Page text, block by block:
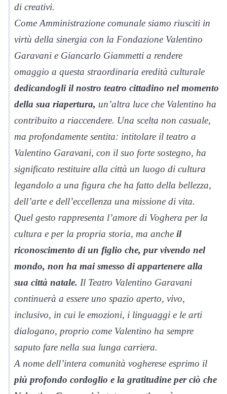
di creativi.
Come Amministrazione comunale siamo riusciti in
virtù della sinergia con la Fondazione Valentino
Garavani e Giancarlo Giammetti a rendere
omaggio a questa straordinaria eredità culturale
dedicandogli il nostro teatro cittadino nel momento
della sua riapertura, un’altra luce che Valentino ha
contribuito a riaccendere. Una scelta non casuale,
ma profondamente sentita: intitolare il teatro a
Valentino Garavani, con il suo forte sostegno, ha
significato restituire alla città un luogo di cultura
legandolo a una figura che ha fatto della bellezza,
dell’arte e dell’eccellenza una missione di vita.
Quel gesto rappresenta l’amore di Voghera per la
cultura e per la propria storia, ma anche il
riconoscimento di un figlio che, pur vivendo nel
mondo, non ha mai smesso di appartenere alla
sua città natale. Il Teatro Valentino Garavani
continuerà a essere uno spazio aperto, vivo,
inclusivo, in cui le emozioni, i linguaggi e le arti
dialogano, proprio come Valentino ha sempre
saputo fare nella sua lunga carriera.
A nome dell’intera comunità vogherese esprimo il
più profondo cordoglio e la gratitudine per ciò che